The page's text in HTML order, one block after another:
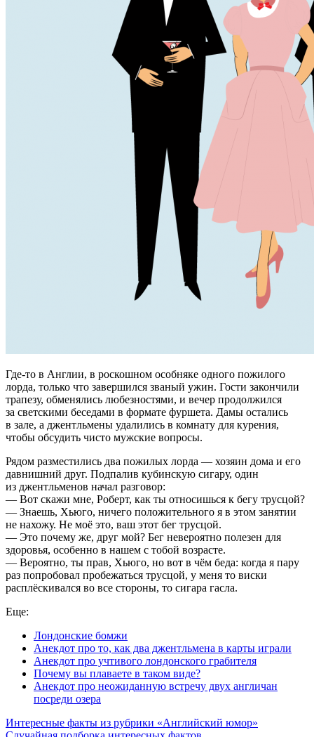
Где-то в Англии, в роскошном особняке одного пожилого
лорда, только что завершился званый ужин. Гости закончили
трапезу, обменялись любезностями, и вечер продолжился
за светскими беседами в формате фуршета. Дамы остались
в зале, а джентльмены удалились в комнату для курения,
чтобы обсудить чисто мужские вопросы.
Рядом разместились два пожилых лорда — хозяин дома и его
давнишний друг. Подпалив кубинскую сигару, один
из джентльменов начал разговор:
— Вот скажи мне, Роберт, как ты относишься к бегу трусцой?
— Знаешь, Хьюго, ничего положительного я в этом занятии
не нахожу. Не моё это, ваш этот бег трусцой.
— Это почему же, друг мой? Бег невероятно полезен для
здоровья, особенно в нашем с тобой возрасте.
— Вероятно, ты прав, Хьюго, но вот в чём беда: когда я пару
раз попробовал пробежаться трусцой, у меня то виски
расплёскивался во все стороны, то сигара гасла.
Еще:
Лондонские бомжи
Анекдот про то, как два джентльмена в карты играли
Анекдот про учтивого лондонского грабителя
Почему вы плаваете в таком виде?
Анекдот про неожиданную встречу двух англичан
посреди озера
Интересные факты из рубрики «Английский юмор»